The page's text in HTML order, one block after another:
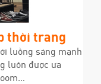
thời trang
luồng sáng mạnh
luôn được ưa